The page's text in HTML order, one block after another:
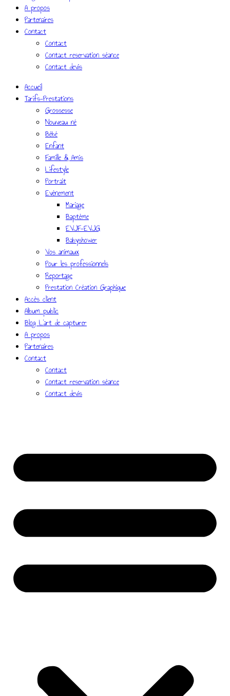
A propos
Partenaires
Contact
Contact
Contact reservation séance
Contact devis
Accueil
Tarifs-Prestations
Grossesse
Nouveau né
Bébé
Enfant
Famille & Amis
Lifestyle
Portrait
Evènement
Mariage
Baptème
EVJF-EVJG
Babyshower
Vos animaux
Pour les professionnels
Reportage
Prestation Création Graphique
Accès client
Album public
Blog L’art de capturer
A propos
Partenaires
Contact
Contact
Contact reservation séance
Contact devis